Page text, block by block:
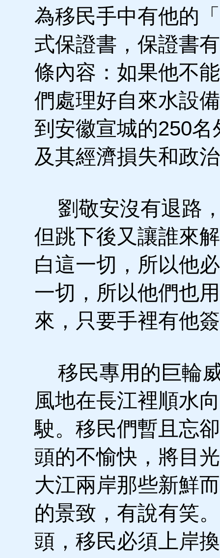
為移民手中有他的
式保證書，保證書
條內容：如果他不
們處理好自來水設
到安徽宣城的250
及其經濟損失和政
劉敬安沒有退路
但跳下後又讓誰來
白這一切，所以他
一切，所以他們也
來，只要手裡有他
移民專用的巨輪
風地在長江裡順水
駛。移民們暫且忘
頭的不愉快，將目
大江兩岸那些新鮮
的景致，有說有笑
頭，移民必須上岸